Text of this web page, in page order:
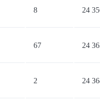
8 24
67 24
2 24